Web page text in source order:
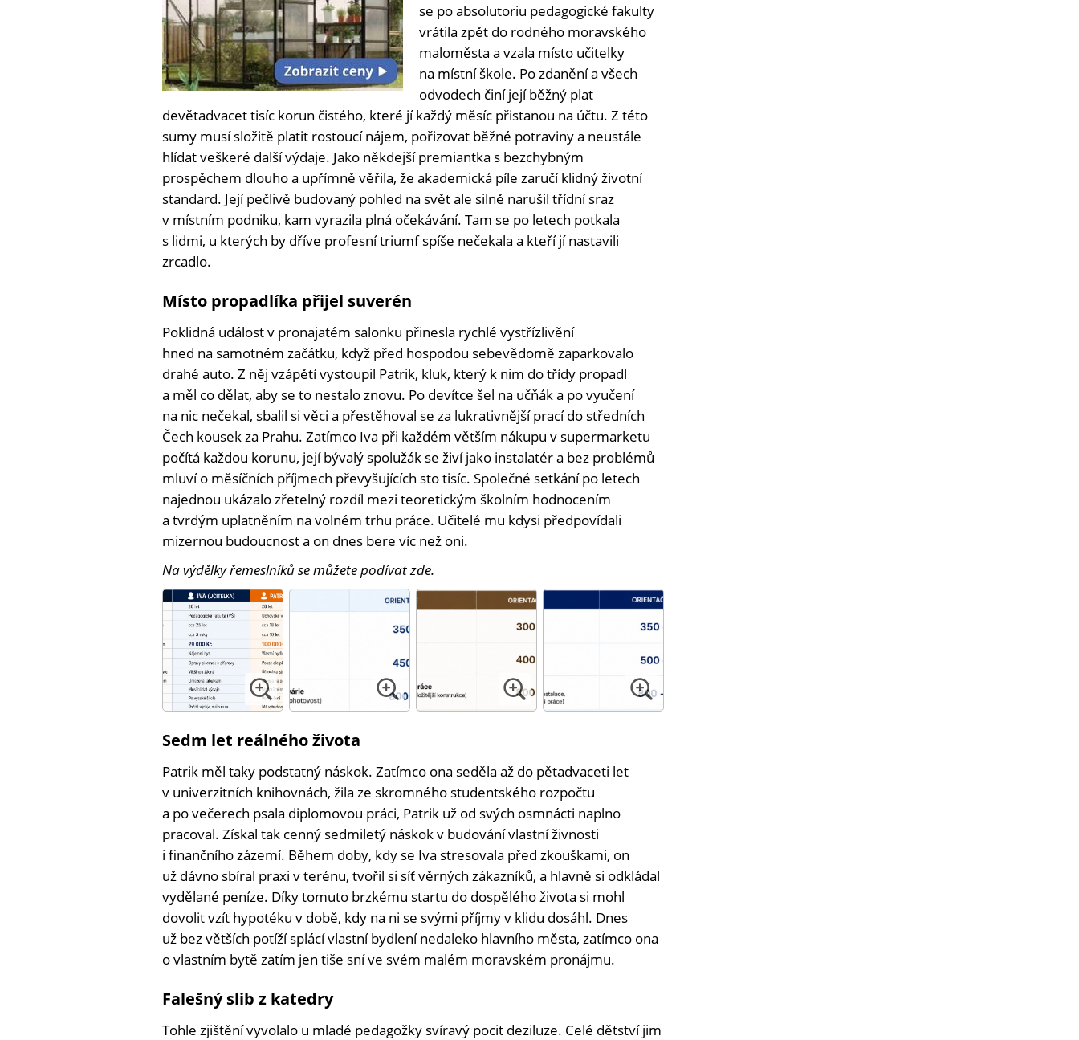
se po absolutoriu pedagogické fakulty
vrátila zpět do rodného moravského
maloměsta a vzala místo učitelky
na místní škole. Po zdanění a všech
odvodech činí její běžný plat
devětadvacet tisíc korun čistého, které jí každý měsíc přistanou na účtu. Z této
sumy musí složitě platit rostoucí nájem, pořizovat běžné potraviny a neustále
hlídat veškeré další výdaje. Jako někdejší premiantka s bezchybným
prospěchem dlouho a upřímně věřila, že akademická píle zaručí klidný životní
standard. Její pečlivě budovaný pohled na svět ale silně narušil třídní sraz
v místním podniku, kam vyrazila plná očekávání. Tam se po letech potkala
s lidmi, u kterých by dříve profesní triumf spíše nečekala a kteří jí nastavili
zrcadlo.
Místo propadlíka přijel suverén
Poklidná událost v pronajatém salonku přinesla rychlé vystřízlivění
hned na samotném začátku, když před hospodou sebevědomě zaparkovalo
drahé auto. Z něj vzápětí vystoupil Patrik, kluk, který k nim do třídy propadl
a měl co dělat, aby se to nestalo znovu. Po devítce šel na učňák a po vyučení
na nic nečekal, sbalil si věci a přestěhoval se za lukrativnější prací do středních
Čech kousek za Prahu. Zatímco Iva při každém větším nákupu v supermarketu
počítá každou korunu, její bývalý spolužák se živí jako instalatér a bez problémů
mluví o měsíčních příjmech převyšujících sto tisíc. Společné setkání po letech
najednou ukázalo zřetelný rozdíl mezi teoretickým školním hodnocením
a tvrdým uplatněním na volném trhu práce. Učitelé mu kdysi předpovídali
mizernou budoucnost a on dnes bere víc než oni.
Na výdělky řemeslníků se můžete podívat zde.
Sedm let reálného života
Patrik měl taky podstatný náskok. Zatímco ona seděla až do pětadvaceti let
v univerzitních knihovnách, žila ze skromného studentského rozpočtu
a po večerech psala diplomovou práci, Patrik už od svých osmnácti naplno
pracoval. Získal tak cenný sedmiletý náskok v budování vlastní živnosti
i finančního zázemí. Během doby, kdy se Iva stresovala před zkouškami, on
už dávno sbíral praxi v terénu, tvořil si síť věrných zákazníků, a hlavně si odkládal
vydělané peníze. Díky tomuto brzkému startu do dospělého života si mohl
dovolit vzít hypotéku v době, kdy na ni se svými příjmy v klidu dosáhl. Dnes
už bez větších potíží splácí vlastní bydlení nedaleko hlavního města, zatímco ona
o vlastním bytě zatím jen tiše sní ve svém malém moravském pronájmu.
Falešný slib z katedry
Tohle zjištění vyvolalo u mladé pedagožky svíravý pocit deziluze. Celé dětství jim